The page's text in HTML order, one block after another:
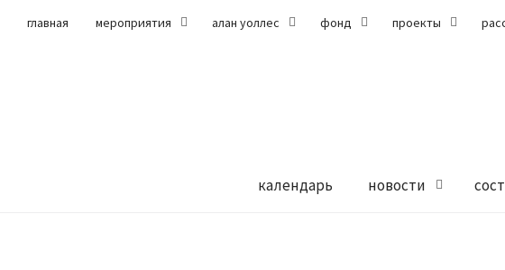
главная мероприятия алан уоллес фонд проекты
календарь новости